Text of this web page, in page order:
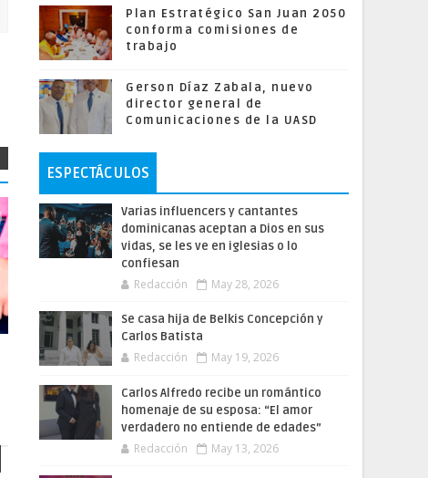
Plan Estratégico San Juan 2050
conforma comisiones de
trabajo
Gerson Díaz Zabala, nuevo
director general de
Comunicaciones de la UASD
ESPECTÁCULOS
Varias influencers y cantantes
dominicanas aceptan a Dios en sus
vidas, se les ve en iglesias o lo
confiesan
Redacción May 28, 2026
Se casa hija de Belkis Concepción y
Carlos Batista
Redacción May 19, 2026
Carlos Alfredo recibe un romántico
homenaje de su esposa: “El amor
verdadero no entiende de edades”
Redacción May 13, 2026